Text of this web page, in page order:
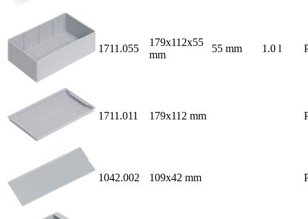
1711.055
179x112x55
mm
55 mm 1.0 l
1711.011 179x112 mm
1042.002 109x42 mm